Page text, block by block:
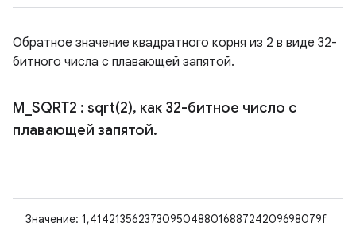
Обратное значение квадратного корня из 2 в виде 32-
битного числа с плавающей запятой.
M SQRT2 : sqrt(2), как 32-битное число с
плавающей запятой.
Значение: 1,414213562373095048801688724209698079f